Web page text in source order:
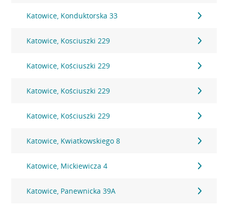
Katowice, Konduktorska 33
Katowice, Kosciuszki 229
Katowice, Kościuszki 229
Katowice, Kościuszki 229
Katowice, Kościuszki 229
Katowice, Kwiatkowskiego 8
Katowice, Mickiewicza 4
Katowice, Panewnicka 39A